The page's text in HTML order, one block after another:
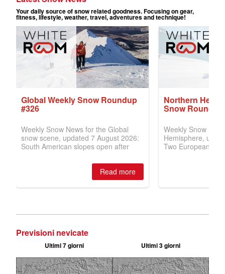
Previsioni nevicate
Ultimi 7 giorni Ultimi 3 giorni